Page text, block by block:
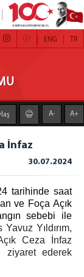
TR
ENG
A- A+
İnfaz
30.07.2024
tarihinde saat
ve Foça Açık
sebebi ile
Yıldırım,
Ceza İnfaz
ziyaret ederek